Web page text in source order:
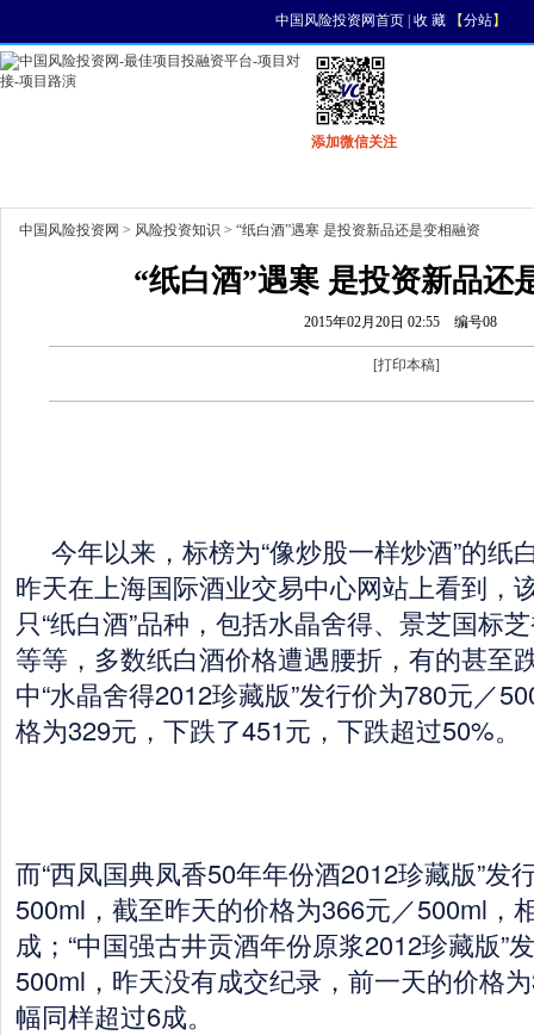
中国风险投资网首页| 收 藏【分站】
添加微信关注
中国风险投资网 > 风险投资知识 > “纸白酒”遇寒 是投资新品还是变相融资
“纸白酒”遇寒 是投资新品还
2015年02月20日 02:55 编号08
[打印本稿]
今年以来，标榜为“像炒股一样炒酒”的纸
昨天在上海国际酒业交易中心网站上看到，
只“纸白酒”品种，包括水晶舍得、景芝国标
等等，多数纸白酒价格遭遇腰折，有的甚至
中“水晶舍得2012珍藏版”发行价为780元／
格为329元，下跌了451元，下跌超过50%。
而“西凤国典凤香50年年份酒2012珍藏版”发
500ml，截至昨天的价格为366元／500ml，
成；“中国强古井贡酒年份原浆2012珍藏版”
500ml，昨天没有成交纪录，前一天的价格
幅同样超过6成。